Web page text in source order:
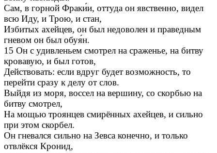
Сам, в горной Фраки́и, оттуда он явственно, видел
всю Иду, и Трою, и стан,
Избитых ахейцев, он был недоволен и праведным
гневом он был обуя́н.
15 Он с удивленьем смотрел на сраженье, на битву
кровавую, и был готов,
Действовать: если вдруг будет возможность, то
перейти сразу к делу от слов.
Выйдя из моря, воссел на вершину, со скорбью на
битву смотрел,
На мощью троянцев смирённых ахейцев, и сильно
при этом скорбел.
Он гневался сильно на Зевса конечно, и только
отвлёкся Кронид,